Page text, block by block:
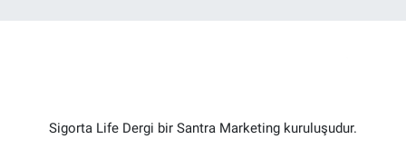
Sigorta Life Dergi bir Santra Marketing kuruluşudur.